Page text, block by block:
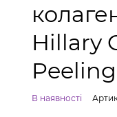
Hillary
В наявності